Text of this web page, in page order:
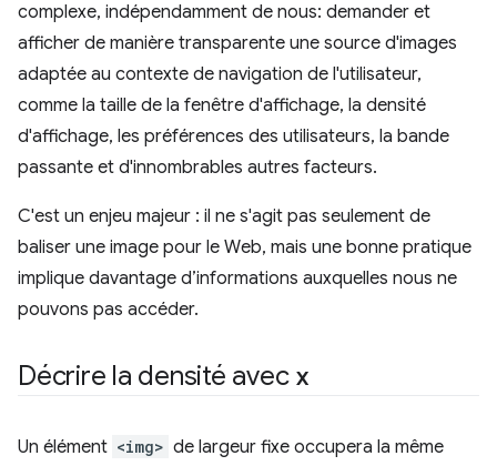
complexe, indépendamment de nous: demander et
afficher de manière transparente une source d'images
adaptée au contexte de navigation de l'utilisateur,
comme la taille de la fenêtre d'affichage, la densité
d'affichage, les préférences des utilisateurs, la bande
passante et d'innombrables autres facteurs.
C'est un enjeu majeur : il ne s'agit pas seulement de
baliser une image pour le Web, mais une bonne pratique
implique davantage d’informations auxquelles nous ne
pouvons pas accéder.
Décrire la densité avec x
Un élément <img> de largeur fixe occupera la même